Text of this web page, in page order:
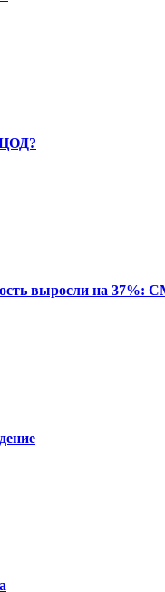
ЦОД?
выросли на 37%: